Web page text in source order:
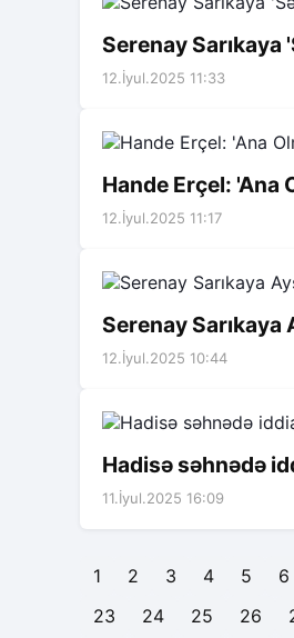
Serenay Sarıkaya
12.İyul.2025 11:33
Hande Erçel: 'Ana
12.İyul.2025 11:17
Serenay Sarıkaya
12.İyul.2025 10:44
Hadisə səhnədə
11.İyul.2025 16:09
1 2 3 4 5 6
23
24 25 26